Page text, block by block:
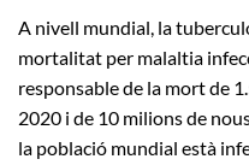
A nivell mundial, la
mortalitat per malaltia
responsable de la mort de
2020 i de 10 milions de
la població mundial està